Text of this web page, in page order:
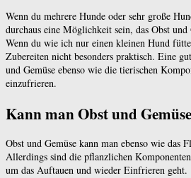
Wenn du mehrere Hunde oder sehr große
durchaus eine Möglichkeit sein, das Obst
Wenn du wie ich nur einen kleinen Hund
Zubereiten nicht besonders praktisch. Eine
und Gemüse ebenso wie die tierischen
einzufrieren.
Kann man Obst und
Obst und Gemüse kann man ebenso wie das
Allerdings sind die pflanzlichen
um das Auftauen und wieder Einfrieren geht.